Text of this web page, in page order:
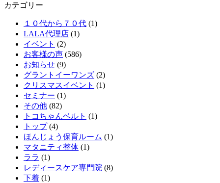
カテゴリー
１０代から７０代 (1)
LALA代理店 (1)
イベント (2)
お客様の声 (586)
お知らせ (9)
グラントイーワンズ (2)
クリスマスイベント (1)
セミナー (1)
その他 (82)
トコちゃんベルト (1)
トップ(4)
ほんじょう保育ルーム (1)
マタニティ整体 (1)
ララ (1)
レディースケア専門院 (8)
下着 (1)